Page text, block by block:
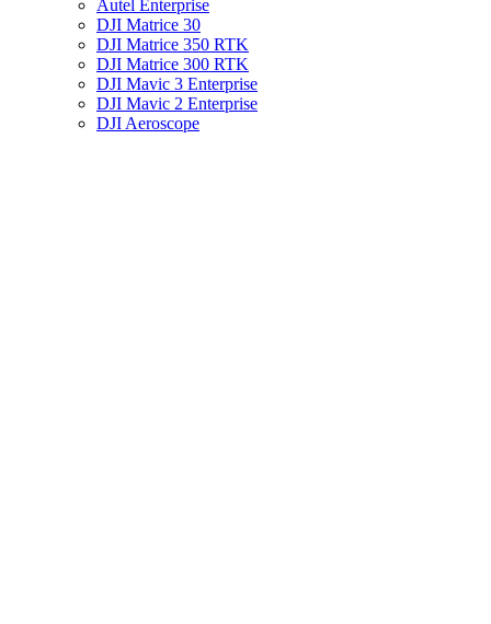
Autel Enterprise
DJI Matrice 30
DJI Matrice 350 RTK
DJI Matrice 300 RTK
DJI Mavic 3 Enterprise
DJI Mavic 2 Enterprise
DJI Aeroscope